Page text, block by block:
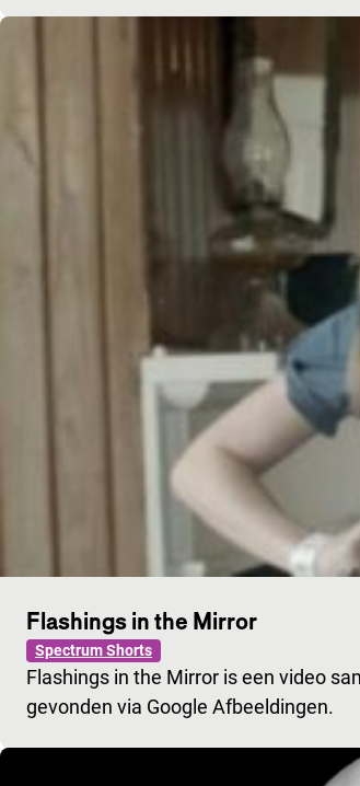
Flashings in the Mirror
Spectrum Shorts
Flashings in the Mirror is een video
gevonden via Google Afbeeldingen.